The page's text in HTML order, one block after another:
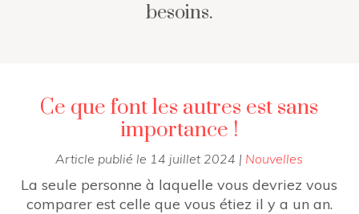
besoins.
Ce que font les autres est sans
importance !
Article publié le 14 juillet 2024 | Nouvelles
La seule personne à laquelle vous devriez vous
comparer est celle que vous étiez il y a un an.